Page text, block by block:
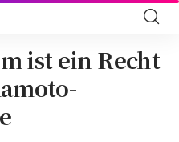
ist ein Recht